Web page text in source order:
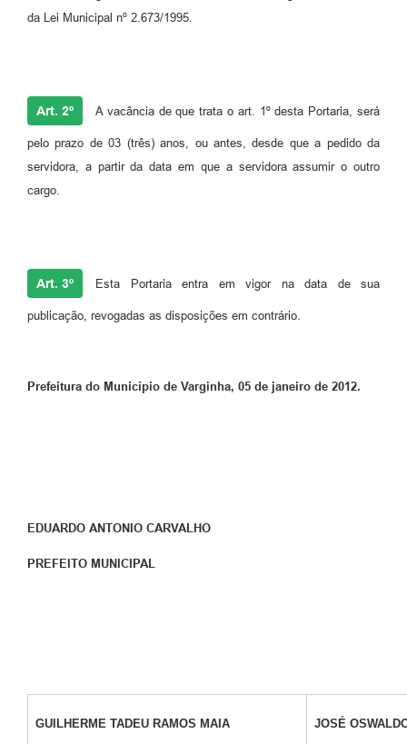
da Lei Municipal nº 2.673/1995.
Art. 2º A vacância de que trata o art. 1º desta Portaria, será
pelo prazo de 03 (três) anos, ou antes, desde que a pedido da
servidora, a partir da data em que a servidora assumir o outro
cargo.
Art. 3º Esta Portaria entra em vigor na data de sua
publicação, revogadas as disposições em contrário.
Prefeitura do Município de Varginha, 05 de janeiro de 2012.
EDUARDO ANTONIO CARVALHO
PREFEITO MUNICIPAL
GUILHERME TADEU RAMOS MAIA JOSÉ